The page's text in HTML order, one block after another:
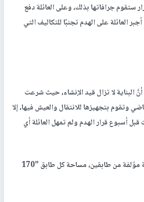
ستقوم جرافاتها بذلك، وعلى العائلة دفع
العائلة على الهدم تجنبًا للتكاليف التي
البناية لا تزال قيد الإنشاء، حيث شرعت
وتقوم بتجهيزها للانتقال والعيش فيها، إلا
أسبوع قرار الهدم ولم تمهل العائلة أي
وأضافت العائلة أن البناية مؤلفة من طابقين، مساحة كل طابق "170